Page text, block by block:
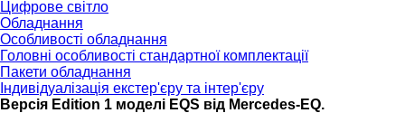
Цифрове світло
Обладнання
Особливості обладнання
Головні особливості стандартної комплектації
Пакети обладнання
Індивідуалізація екстер'єру та інтер'єру
Версія Edition 1 моделі EQS від Mercedes-EQ.